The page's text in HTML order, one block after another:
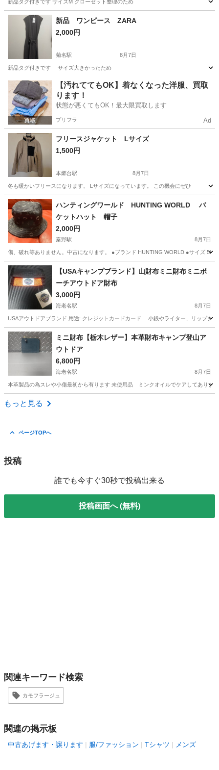
新品タグ付きです サイズM クローゼット整理のため
神奈川 横浜市 菊名駅 カットソー
新品 ワンピース ZARA
2,000円
菊名駅 8月7日
新品タグ付きです サイズ大きかったため
神奈川 横浜市 菊名駅 ワンピース ZARA
【汚れててもOK】着なくなった洋服、買取
ります！
状態が悪くてもOK！最大限買取します
プリフラ Ad
フリースジャケット Lサイズ
1,500円
本郷台駅 8月7日
冬も暖かいフリースになります。 Lサイズになっています。 この機会にぜひ
神奈川 横浜市 ハンティングワールド HUNTING WORLD バ
ケットハット 帽子
2,000円
秦野駅 8月7日
傷、破れ等ありません。中古になります。 ●ブランド HUNTING WORLD ●サイズ
神奈川 秦野市 秦野駅 服/ファッション
ハンティングワールド
【USAキャンプブランド】山財布ミニ財布ミニポ
ーチアウトドア財布
3,000円
海老名駅 8月7日
USAアウトドアブランド 用途: クレジットカードカード 小銭やライター、リップク
神奈川 海老名市 海老名駅 小物 車中泊
ミニ財布【栃木レザー】本革財布キャンプ登山ア
ウトドア
6,800円
海老名駅 8月7日
本革製品の為スレや小傷最初から有ります 未使用品 ミンクオイルでケアしてありま
神奈川 海老名市
もっと見る
ページTOPへ
投稿
誰でも今すぐ30秒で投稿出来る
投稿画面へ (無料)
関連キーワード検索
カモフラージュ
関連の掲示板
中古あげます・譲ります 服/ファッション Tシャツ メンズ